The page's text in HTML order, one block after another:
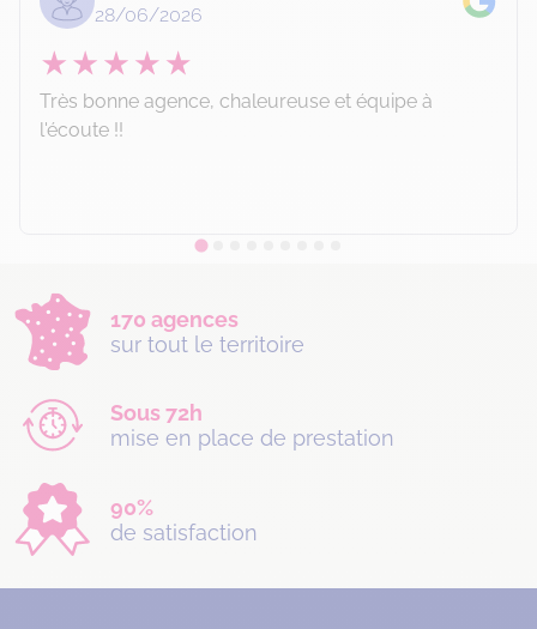
28/06/2026
Très bonne agence, chaleureuse et équipe à
l'écoute !!
170 agences
sur tout le territoire
Sous 72h
mise en place de prestation
90%
de satisfaction